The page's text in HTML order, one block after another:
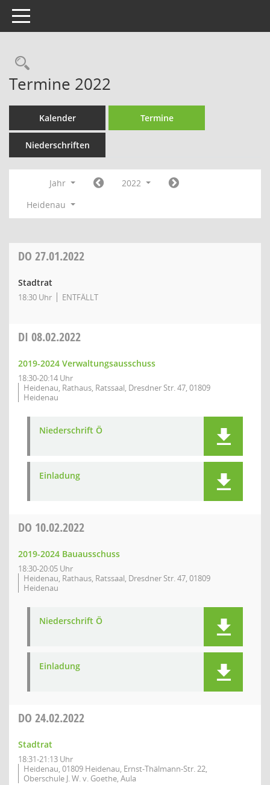
Toggle navigation
Rechercheauswahl
Termine 2022
Kalender Termine
Niederschriften
Jahr
2022
Heidenau
DO 27.01.2022
Stadtrat
18:30 Uhr ENTFÄLLT
DI 08.02.2022
2019-2024 Verwaltungsausschuss
18:30-20:14 Uhr
Heidenau, Rathaus, Ratssaal, Dresdner Str. 47, 01809
Heidenau
Niederschrift Ö
Einladung
DO 10.02.2022
2019-2024 Bauausschuss
18:30-20:05 Uhr
Heidenau, Rathaus, Ratssaal, Dresdner Str. 47, 01809
Heidenau
Niederschrift Ö
Einladung
DO 24.02.2022
Stadtrat
18:31-21:13 Uhr
Heidenau, 01809 Heidenau, Ernst-Thälmann-Str. 22,
Oberschule J. W. v. Goethe, Aula